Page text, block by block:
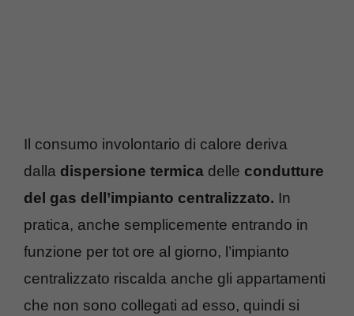
Il consumo involontario di calore deriva
dalla dispersione termica delle condutture
del gas dell’impianto centralizzato. In
pratica, anche semplicemente entrando in
funzione per tot ore al giorno, l’impianto
centralizzato riscalda anche gli appartamenti
che non sono collegati ad esso, quindi si